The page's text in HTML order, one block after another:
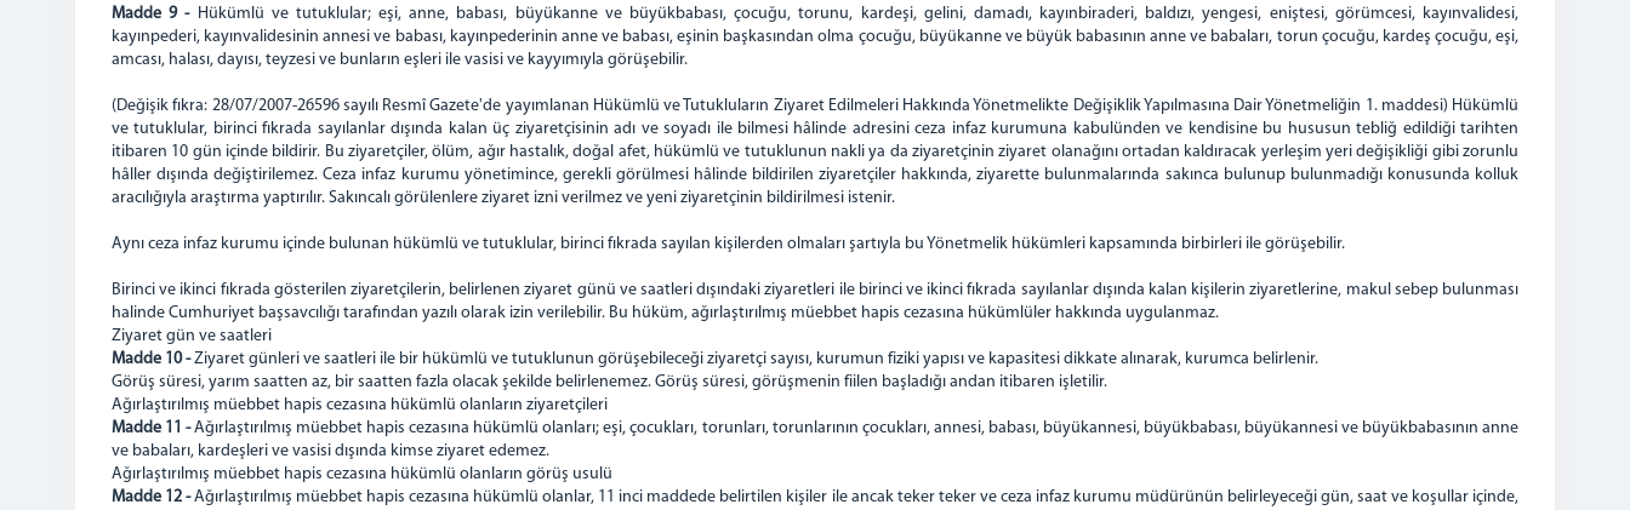
Madde 9 -Hükümlü ve tutuklular; eşi, anne, babası, büyükanne ve büyükbabası, çocuğu, torunu, kardeşi, gelini, damadı, kayınbiraderi, baldızı, yengesi, eniştesi, görümcesi, kayınvalidesi,
kayınpederi, kayınvalidesinin annesi ve babası, kayınpederinin anne ve babası, eşinin başkasından olma çocuğu, büyükanne ve büyük babasının anne ve babaları, torun çocuğu, kardeş çocuğu, eşi,
amcası, halası, dayısı, teyzesi ve bunların eşleri ile vasisi ve kayyımıyla görüşebilir.
(Değişik fıkra: 28/07/2007-26596 sayılı Resmî Gazete'de yayımlanan Hükümlü ve Tutukluların Ziyaret Edilmeleri Hakkında Yönetmelikte Değişiklik Yapılmasına Dair Yönetmeliğin 1. maddesi) Hükümlü
ve tutuklular, birinci fıkrada sayılanlar dışında kalan üç ziyaretçisinin adı ve soyadı ile bilmesi hâlinde adresini ceza infaz kurumuna kabulünden ve kendisine bu hususun tebliğ edildiği tarihten
itibaren 10 gün içinde bildirir. Bu ziyaretçiler, ölüm, ağır hastalık, doğal afet, hükümlü ve tutuklunun nakli ya da ziyaretçinin ziyaret olanağını ortadan kaldıracak yerleşim yeri değişikliği gibi zorunlu
hâller dışında değiştirilemez. Ceza infaz kurumu yönetimince, gerekli görülmesi hâlinde bildirilen ziyaretçiler hakkında, ziyarette bulunmalarında sakınca bulunup bulunmadığı konusunda kolluk
aracılığıyla araştırma yaptırılır. Sakıncalı görülenlere ziyaret izni verilmez ve yeni ziyaretçinin bildirilmesi istenir.
Aynı ceza infaz kurumu içinde bulunan hükümlü ve tutuklular, birinci fıkrada sayılan kişilerden olmaları şartıyla bu Yönetmelik hükümleri kapsamında birbirleri ile görüşebilir.
Birinci ve ikinci fıkrada gösterilen ziyaretçilerin, belirlenen ziyaret günü ve saatleri dışındaki ziyaretleri ile birinci ve ikinci fıkrada sayılanlar dışında kalan kişilerin ziyaretlerine, makul sebep bulunması
halinde Cumhuriyet başsavcılığı tarafından yazılı olarak izin verilebilir. Bu hüküm, ağırlaştırılmış müebbet hapis cezasına hükümlüler hakkında uygulanmaz.
Ziyaret gün ve saatleri
Madde 10 -Ziyaret günleri ve saatleri ile bir hükümlü ve tutuklunun görüşebileceği ziyaretçi sayısı, kurumun fiziki yapısı ve kapasitesi dikkate alınarak, kurumca belirlenir.
Görüş süresi, yarım saatten az, bir saatten fazla olacak şekilde belirlenemez. Görüş süresi, görüşmenin fiilen başladığı andan itibaren işletilir.
Ağırlaştırılmış müebbet hapis cezasına hükümlü olanların ziyaretçileri
Madde 11 -Ağırlaştırılmış müebbet hapis cezasına hükümlü olanları; eşi, çocukları, torunları, torunlarının çocukları, annesi, babası, büyükannesi, büyükbabası, büyükannesi ve büyükbabasının anne
ve babaları, kardeşleri ve vasisi dışında kimse ziyaret edemez.
Ağırlaştırılmış müebbet hapis cezasına hükümlü olanların görüş usulü
Madde 12 -Ağırlaştırılmış müebbet hapis cezasına hükümlü olanlar, 11 inci maddede belirtilen kişiler ile ancak teker teker ve ceza infaz kurumu müdürünün belirleyeceği gün, saat ve koşullar içinde,